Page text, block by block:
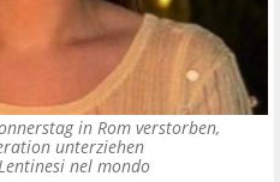
in Rom verstorben,
unterziehen
nel mondo